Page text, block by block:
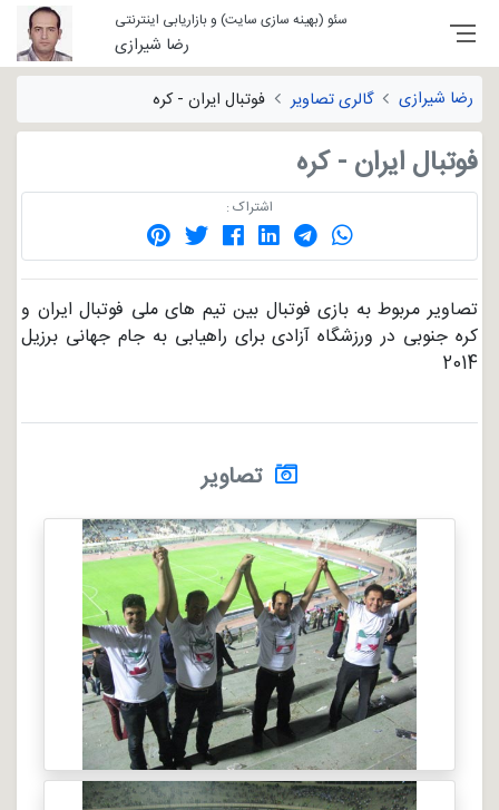
سئو (بهینه سازی سایت) و بازاریابی اینترنتی
رضا شیرازی
رضا شیرازی
گالری تصاویر فوتبال ایران - کره
فوتبال ایران - کره
اشتراک :
تصاویر مربوط به بازی فوتبال بین تیم های ملی فوتبال ایران و
کره جنوبی در ورزشگاه آزادی برای راهیابی به جام جهانی برزیل
2014
تصاویر